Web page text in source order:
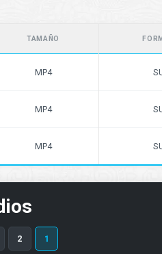
TAMAÑO
MP4
MP4
MP4
2 1